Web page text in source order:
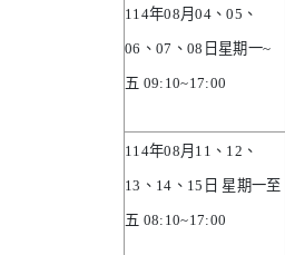
114年08月04、05 、
06 、 07 、 08 日星期一~
五 09:10~17:00
114年08月 11 、 12 、
13 、 14 、 15 日 星期一至
五 08:10~17:00